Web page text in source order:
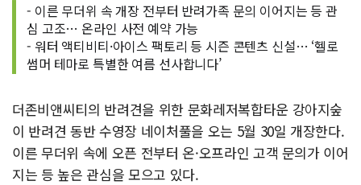
- 이른 무더위 속 개장 전부터 반려가족 문의 이어지는 등 관
심 고조… 온라인 사전 예약 가능
- 워터 액티비티·아이스 팩토리 등 시즌 콘텐츠 신설… ‘헬로
썸머 테마로 특별한 여름 선사합니다’
더존비앤씨티의 반려견을 위한 문화레저복합타운 강아지숲
이 반려견 동반 수영장 네이처풀을 오는 5월 30일 개장한다.
이른 무더위 속에 오픈 전부터 온·오프라인 고객 문의가 이어
지는 등 높은 관심을 모으고 있다.